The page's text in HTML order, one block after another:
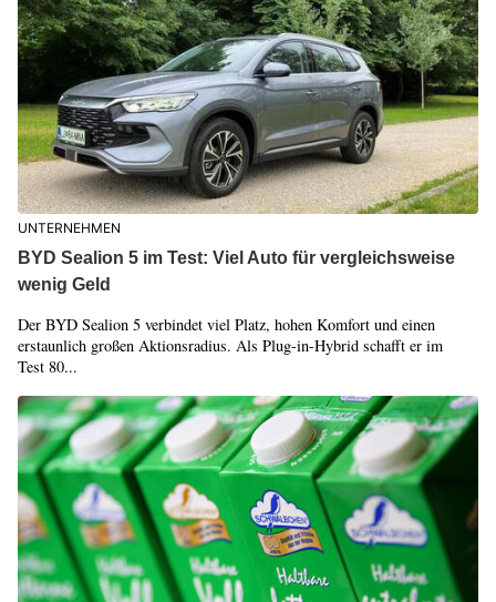
UNTERNEHMEN
BYD Sealion 5 im Test: Viel Auto für vergleichsweise
wenig Geld
Der BYD Sealion 5 verbindet viel Platz, hohen Komfort und einen
erstaunlich großen Aktionsradius. Als Plug-in-Hybrid schafft er im
Test 80...